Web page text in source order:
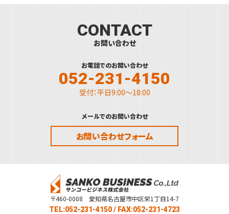
CONTACT
お問い合わせ
お電話でのお問い合わせ
052-231-4150
受付：平日9:00～18:00
メールでのお問い合わせ
お問い合わせフォーム
〒460-0008 愛知県名古屋市中区栄1丁目14-7
TEL:052-231-4150/ FAX:052-231-4723